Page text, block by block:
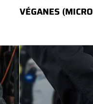
VÉGANES